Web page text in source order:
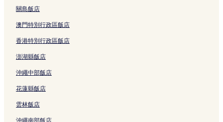
關島飯店
澳門特別行政區飯店
香港特別行政區飯店
澎湖縣飯店
沖繩中部飯店
花蓮縣飯店
雲林飯店
沖繩南部飯店